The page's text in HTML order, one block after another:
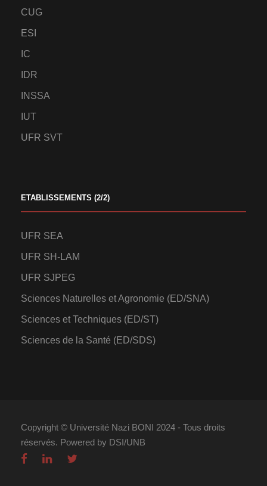
CUG
ESI
IC
IDR
INSSA
IUT
UFR SVT
ETABLISSEMENTS (2/2)
UFR SEA
UFR SH-LAM
UFR SJPEG
Sciences Naturelles et Agronomie (ED/SNA)
Sciences et Techniques (ED/ST)
Sciences de la Santé (ED/SDS)
Copyright © Université Nazi BONI 2024 - Tous droits
réservés. Powered by DSI/UNB